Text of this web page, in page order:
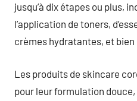
jusqu’à dix étapes ou plus,
l’application de toners,
crèmes hydratantes, et bien
Les produits de skincare
pour leur formulation